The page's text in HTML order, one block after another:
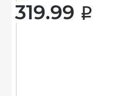
319.99 i